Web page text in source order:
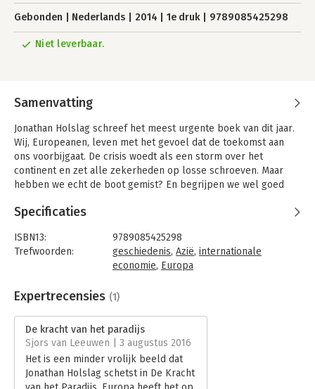
Gebonden Nederlands 2014 1e druk 9789085425298
Niet leverbaar.
Samenvatting
Jonathan Holslag schreef het meest urgente boek van dit jaar.
Wij, Europeanen, leven met het gevoel dat de toekomst aan
ons voorbijgaat. De crisis woedt als een storm over het
continent en zet alle zekerheden op losse schroeven. Maar
hebben we echt de boot gemist? En begrijpen we wel goed
Jonathan Holslag beschrijft in 'De kracht van het paradijs' op
overrompelende wijze de naoorlogse economische
geschiedenis van Europa. Het is een episch verhaal over onze
drang naar welvaart en de manier waarop we het noorden zijn
gelijke niet.
Tegenover het haarscherpe, ontstellende portret van een
continent met een kapseizende economie, plaatst Holslag de
mogelijkheid van een nieuwe renaissance. Diep in Europa zit
nog steeds de kracht van het paradijs.
"Jonathan Holslag heeft een boek geschreven dat gewaagd en
Specificaties
ISBN13:
9789085425298
Trefwoorden:
geschiedenis, Azië, internationale
economie, Europa
Bindwijze:
gebonden
Uitgever:
De Bezige Bij
Druk:
1
Verschijningsdatum:
18-2-2014
Hoofdrubriek: Mens en maatschappij
Expertrecensies (1)
De kracht van het paradijs
Sjors van Leeuwen | 3 augustus 2016
Het is een minder vrolijk beeld dat
Jonathan Holslag schetst in De Kracht